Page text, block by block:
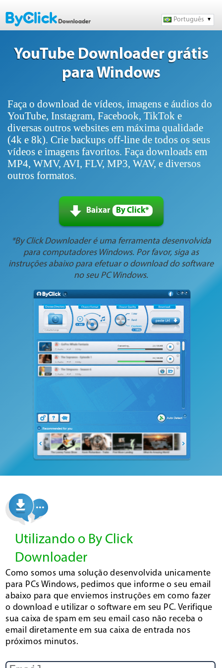
Português
YouTube Downloader grátis
para Windows
Faça o download de vídeos, imagens e áudios do
YouTube, Instagram, Facebook, TikTok e
diversas outros websites em máxima qualidade
(4k e 8k). Crie backups off-line de todos os seus
vídeos e imagens favoritos. Faça downloads em
MP4, WMV, AVI, FLV, MP3, WAV, e diversos
outros formatos.
Baixar By Click*
*By Click Downloader é uma ferramenta desenvolvida
para computadores Windows. Por favor, siga as
instruções abaixo para efetuar o download do software
no seu PC Windows.
Utilizando o By Click
Downloader
Como somos uma solução desenvolvida unicamente
para PCs Windows, pedimos que informe o seu email
abaixo para que enviemos instruções em como fazer
o download e utilizar o software em seu PC. Verifique
sua caixa de spam em seu email caso não receba o
email diretamente em sua caixa de entrada nos
próximos minutos.